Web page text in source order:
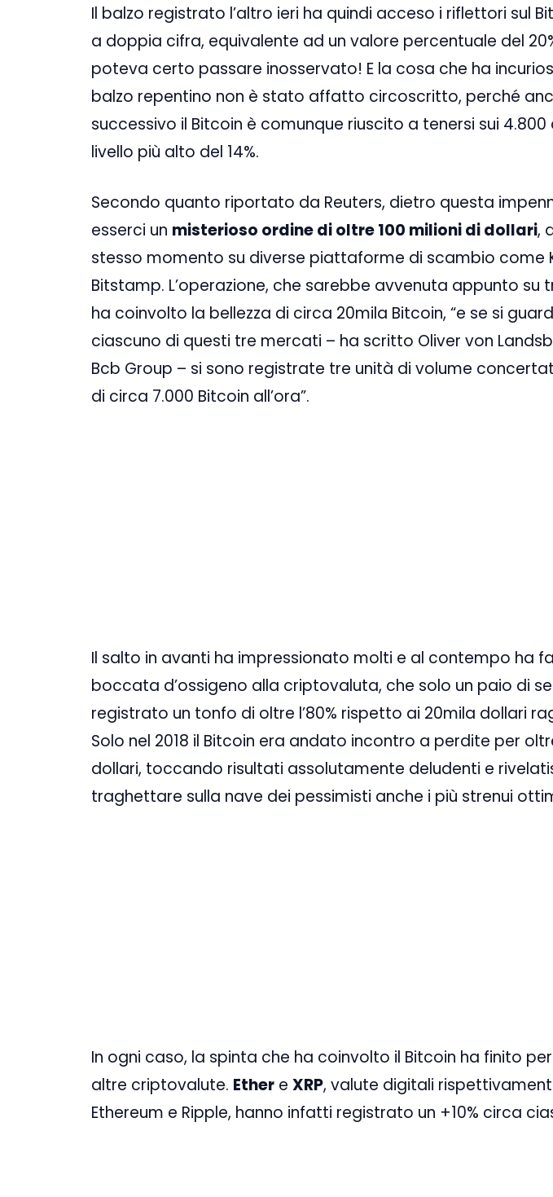
Il balzo registrato l’altro ieri ha quindi acceso i riflettori sul
a doppia cifra, equivalente ad un valore percentuale del
poteva certo passare inosservato! E la cosa che ha
balzo repentino non è stato affatto circoscritto, perché
successivo il Bitcoin è comunque riuscito a tenersi sui 4.800
livello più alto del 14%.
Secondo quanto riportato da Reuters, dietro questa
esserci un misterioso ordine di oltre 100 milioni di dollari,
stesso momento su diverse piattaforme di scambio come
Bitstamp. L’operazione, che sarebbe avvenuta appunto su
ha coinvolto la bellezza di circa 20mila Bitcoin, “e se si
ciascuno di questi tre mercati – ha scritto Oliver von
Bcb Group – si sono registrate tre unità di volume
di circa 7.000 Bitcoin all’ora”.
Il salto in avanti ha impressionato molti e al contempo ha
boccata d’ossigeno alla criptovaluta, che solo un paio di
registrato un tonfo di oltre l’80% rispetto ai 20mila dollari
Solo nel 2018 il Bitcoin era andato incontro a perdite per
dollari, toccando risultati assolutamente deludenti e
traghettare sulla nave dei pessimisti anche i più strenui
In ogni caso, la spinta che ha coinvolto il Bitcoin ha finito
altre criptovalute. Ether e XRP, valute digitali
Ethereum e Ripple, hanno infatti registrato un +10% circa